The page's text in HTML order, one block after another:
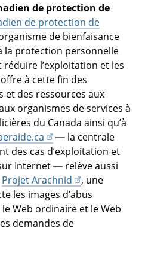
de protection de
de protection de
de bienfaisance
la protection personnelle
l’exploitation et les
à cette fin des
et des ressources aux
organismes de services à
du Canada ainsi qu’à
— la centrale
des cas d’exploitation et
Internet — relève aussi
Projet Arachnid
, une
les images d’abus
Web ordinaire et le Web
demandes de